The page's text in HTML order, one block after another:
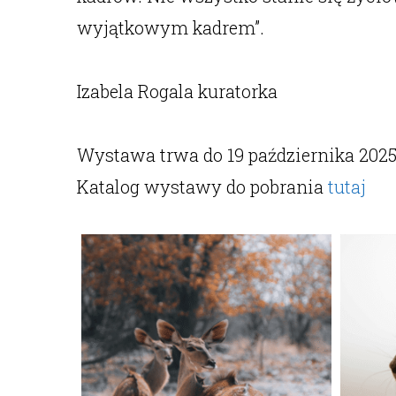
wyjątkowym kadrem”.
Izabela Rogala kuratorka
Wystawa trwa do 19 października
Katalog wystawy do pobrania tutaj